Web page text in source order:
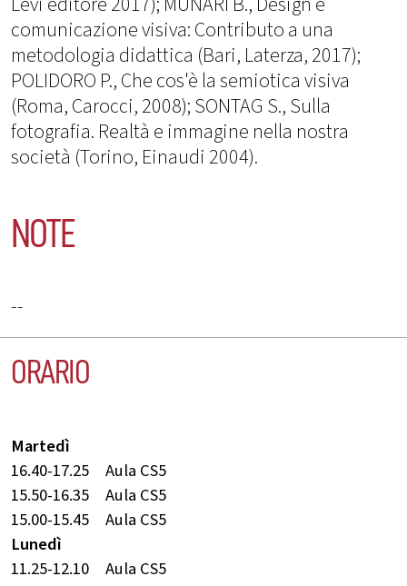
comunicazione visiva: Contributo a una
metodologia didattica (Bari, Laterza, 2017);
POLIDORO P., Che cos'è la semiotica visiva
(Roma, Carocci, 2008); SONTAG S., Sulla
fotografia. Realtà e immagine nella nostra
società (Torino, Einaudi 2004).
NOTE
--
ORARIO
Martedì
16.40-17.25
Aula CS5
15.50-16.35
Aula CS5
15.00-15.45
Aula CS5
Lunedì
11.25-12.10
Aula CS5